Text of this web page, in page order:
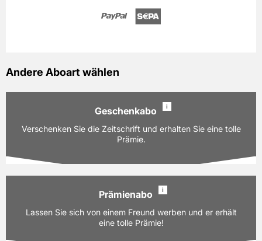
Andere Aboart wählen
Geschenkabo i
Verschenken Sie die Zeitschrift und erhalten Sie eine tolle
Prämie.
Ausgaben:
12 Hefte für je z.Zt. 5,80 EUR
12 Monate
Prämienabo i
Lassen Sie sich von einem Freund werben und er erhält
eine tolle Prämie!